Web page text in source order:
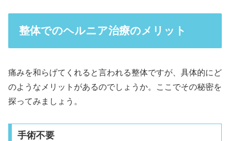
整体でのヘルニア治療のメリット
痛みを和らげてくれると言われる整体ですが、具体的にど
のようなメリットがあるのでしょうか。ここでその秘密を
探ってみましょう。
手術不要